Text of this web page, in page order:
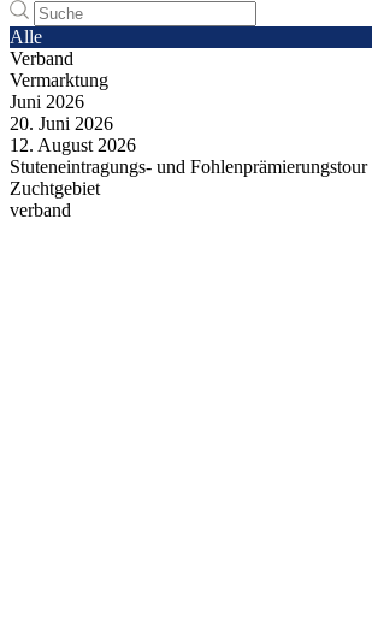
Alle
Verband
Vermarktung
Juni 2026
20. Juni 2026
12. August 2026
Stuteneintragungs- und
Zuchtgebiet
verband